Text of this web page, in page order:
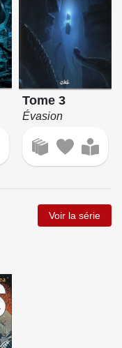
Tome 3
Évasion
Voir la série